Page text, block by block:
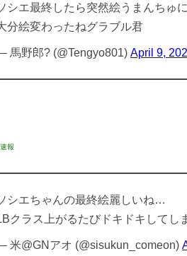
シエ最終したら突然絵うまんちゅ
分絵変わったねグラブル君
馬野郎? (@Tengyo801) April 9,
報
シエちゃんの最終絵麗しいね…
クラス上がるたびドキドキしてし
米@GNアオ (@sisukun_comeon)